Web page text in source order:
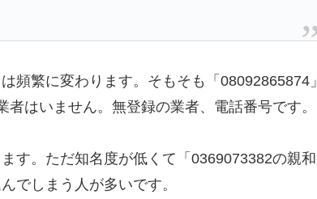
頻繁に変わります。そもそも「08092865874」
はいません。無登録の業者、電話番号です。
す。ただ知名度が低くて「0369073382の親和
でしまう人が多いです。